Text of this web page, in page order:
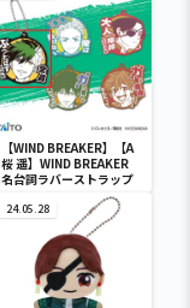
【WIND BREAKER】【A
桜 遥】WIND BREAKER
名台詞ラバーストラップ
24.05.28